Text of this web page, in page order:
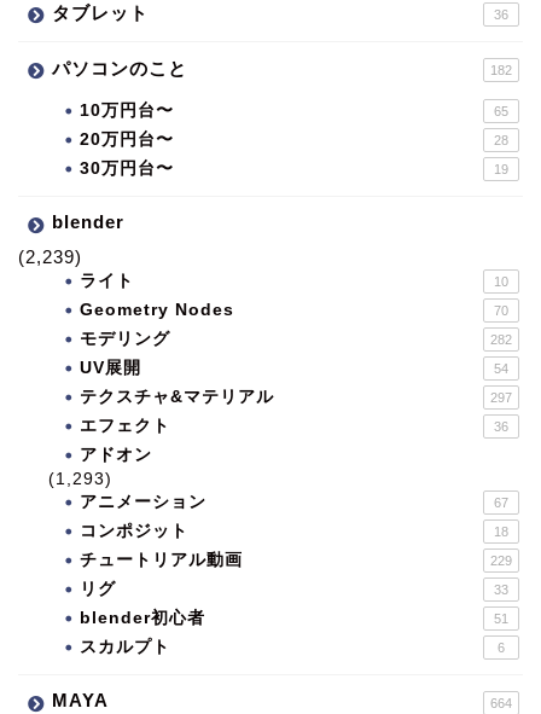
タブレット 36
パソコンのこと 182
10万円台〜 65
20万円台〜 28
30万円台〜 19
blender
(2,239)
ライト 10
Geometry Nodes 70
モデリング 282
UV展開 54
テクスチャ&マテリアル 297
エフェクト 36
アドオン
(1,293)
アニメーション
67
コンポジット 18
チュートリアル動画 229
リグ 33
blender初心者 51
スカルプト 6
MAYA 664